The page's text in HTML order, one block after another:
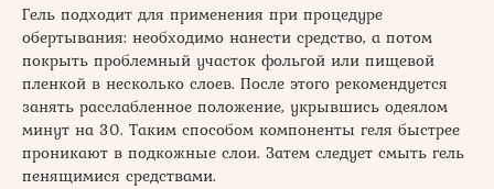
Гель подходит для применения при процедуре
обертывания: необходимо нанести средство, а потом
покрыть проблемный участок фольгой или пищевой
пленкой в несколько слоев. После этого рекомендуется
занять расслабленное положение, укрывшись одеялом
минут на 30. Таким способом компоненты геля быстрее
проникают в подкожные слои. Затем следует смыть гель
пенящимися средствами.